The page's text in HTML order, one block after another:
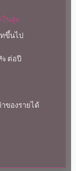
นสูง
ทขึ้นไป
ต่อปี
าของรายได้